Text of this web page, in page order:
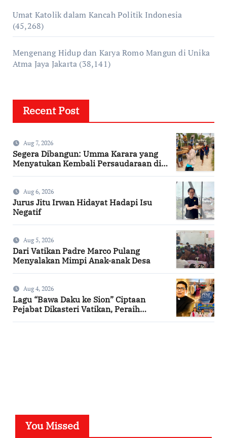
Umat Katolik dalam Kancah Politik Indonesia
(45,268)
Mengenang Hidup dan Karya Romo Mangun di Unika
Atma Jaya Jakarta (38,141)
Recent Post
Aug 7, 2026
Segera Dibangun: Umma Karara yang
Menyatukan Kembali Persaudaraan di
Aug 6, 2026
Jurus Jitu Irwan Hidayat Hadapi Isu
Negatif
Aug 5, 2026
Dari Vatikan Padre Marco Pulang
Menyalakan Mimpi Anak-anak Desa
Aug 4, 2026
Lagu “Bawa Daku ke Sion” Ciptaan
Pejabat Dikasteri Vatikan, Peraih
You Missed